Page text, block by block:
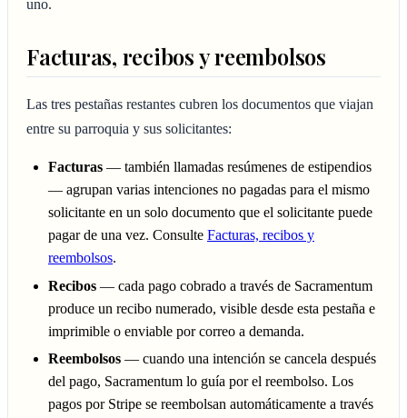
uno.
Facturas, recibos y reembolsos
Las tres pestañas restantes cubren los documentos que viajan
entre su parroquia y sus solicitantes:
Facturas — también llamadas resúmenes de estipendios
— agrupan varias intenciones no pagadas para el mismo
solicitante en un solo documento que el solicitante puede
pagar de una vez. Consulte Facturas, recibos y
reembolsos.
Recibos — cada pago cobrado a través de Sacramentum
produce un recibo numerado, visible desde esta pestaña e
imprimible o enviable por correo a demanda.
Reembolsos — cuando una intención se cancela después
del pago, Sacramentum lo guía por el reembolso. Los
pagos por Stripe se reembolsan automáticamente a través